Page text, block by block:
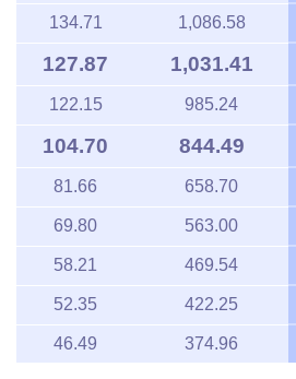
1,086.58
134.71
1,031.41
127.87
985.24
122.15
844.49
104.70
658.70
81.66
563.00
69.80
469.54
58.21
422.25
52.35
374.96
46.49